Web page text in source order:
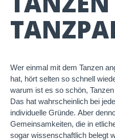
Wer einmal mit dem Tanzen
hat, hört selten so schnell
warum ist es so schön,
Das hat wahrscheinlich bei
individuelle Gründe. Aber
Gemeinsamkeiten, die in
sogar wissenschaftlich belegt